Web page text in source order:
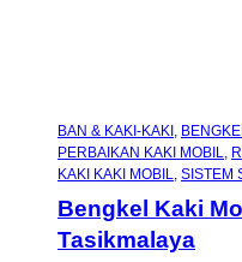
BAN & KAKI-KAKI ,
PERBAIKAN KAKI MOBIL,
KAKI KAKI MOBIL, SISTEM
Bengkel Kaki
Tasikmalaya